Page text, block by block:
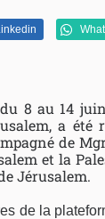
8 au 14
a
de
et la
Jérusalem.
de la